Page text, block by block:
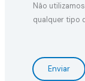
Não
qualquer tipo
Enviar